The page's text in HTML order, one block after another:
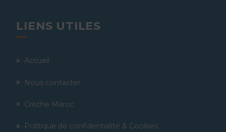
LIENS UTILES
Accueil
Nous contacter
Crèche Maroc
Politique de confidentialité & Cookies